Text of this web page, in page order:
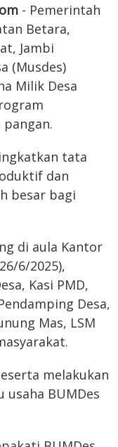
- Pemerintah
Betara,
Jambi
(Musdes)
Milik Desa
tata
dan
besar bagi
di aula Kantor
6/2025),
Kasi PMD,
Desa,
Mas, LSM
melakukan
BUMDes